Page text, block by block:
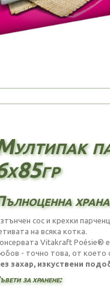
сос и крехки
на всяка котка.
Vitakraft Poésie® е
- точно това, от което
захар, изкуствени
за хранене: